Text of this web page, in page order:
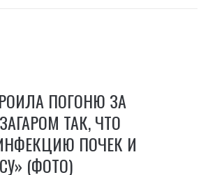
ПОГОНЮ ЗА
ТАК, ЧТО
ПОЧЕК И
(ФОТО)